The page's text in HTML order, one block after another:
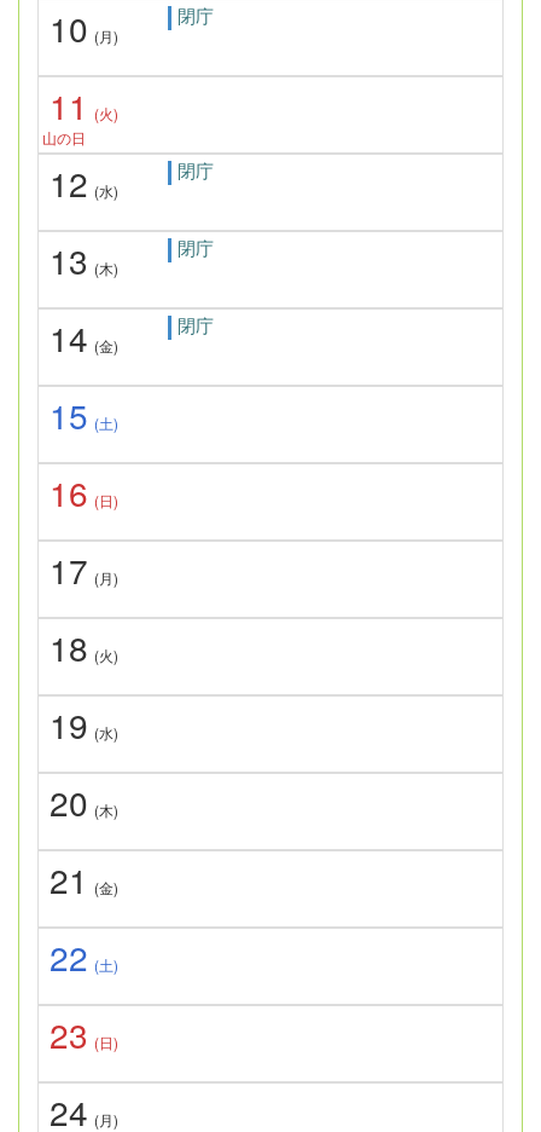
10 (月)
閉庁
11
(火)
山の日
12 (水)
閉庁
13 (木)
閉庁
14 (金)
閉庁
15 (土)
16 (日)
17 (月)
18 (火)
19 (水)
20 (木)
21 (金)
22 (土)
23 (日)
24 (月)